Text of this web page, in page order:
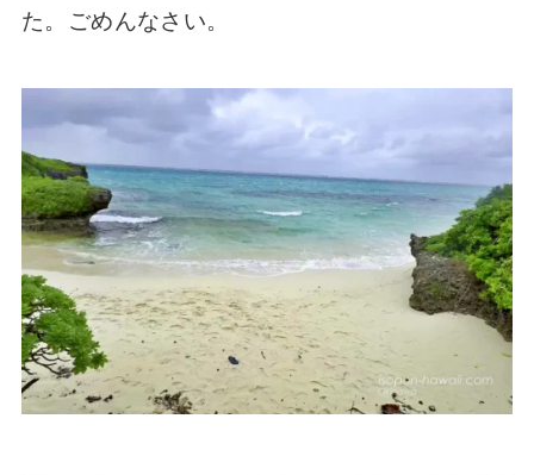
た。ごめんなさい。